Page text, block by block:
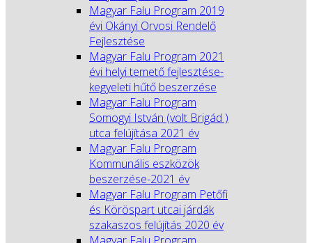
Magyar Falu Program 2019
évi Okányi Orvosi Rendelő
Fejlesztése
Magyar Falu Program 2021
évi helyi temető fejlesztése-
kegyeleti hűtő beszerzése
Magyar Falu Program
Somogyi István (volt Brigád )
utca felújítása 2021 év
Magyar Falu Program
Kommunális eszközök
beszerzése-2021 év
Magyar Falu Program Petőfi
és Köröspart utcai járdák
szakaszos felújítás 2020 év